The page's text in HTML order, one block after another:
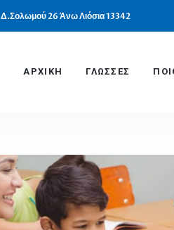
Δ.Σολωμού 26 Άνω Λιόσια 13342
ΑΡΧΙΚΗ ΓΛΩΣΣΕΣ